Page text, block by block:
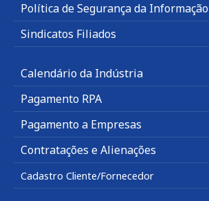
Política de Segurança da Informação
Sindicatos Filiados
Calendário da Indústria
Pagamento RPA
Pagamento a Empresas
Contratações e Alienações
Cadastro Cliente/Fornecedor